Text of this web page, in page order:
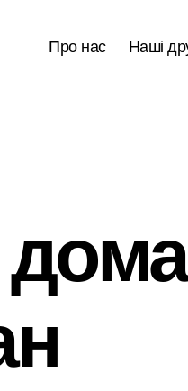
Про нас Наші